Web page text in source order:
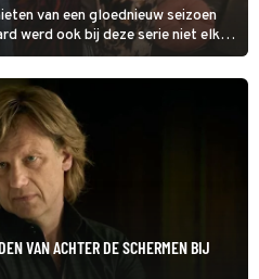
van een gloednieuw seizoen
werd ook bij deze serie niet elke
dus we kunnen genieten van de
Linda de Mol tot Tjitske
uitkraamt…
VAN ACHTER DE SCHERMEN BIJ